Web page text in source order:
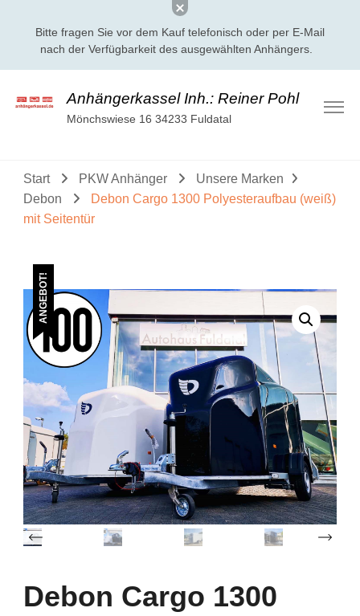
Bitte fragen Sie vor dem Kauf telefonisch oder per E-Mail
nach der Verfügbarkeit des ausgewählten Anhängers.
Anhängerkassel Inh.: Reiner Pohl
Mönchswiese 16 34233 Fuldatal
Start PKW Anhänger
Unsere Marken
Debon
Debon Cargo 1300 Polyesteraufbau (weiß)
mit Seitentür
ANGEBOT!
‹
Debon Cargo 1300